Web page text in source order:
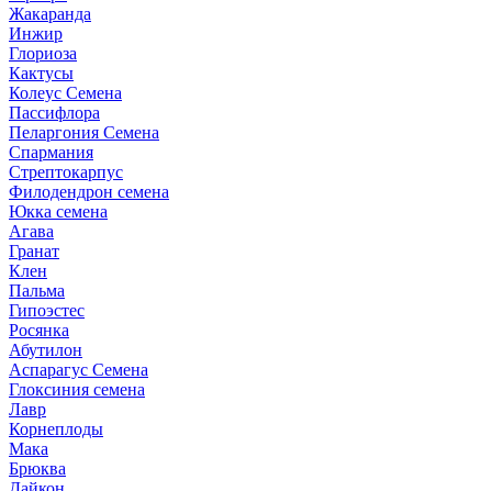
Жакаранда
Инжир
Глориоза
Кактусы
Колеус Семена
Пассифлора
Пеларгония Семена
Спармания
Стрептокарпус
Филодендрон семена
Юкка семена
Агава
Гранат
Клен
Пальма
Гипоэстес
Росянка
Абутилон
Аспарагус Семена
Глоксиния семена
Лавр
Корнеплоды
Мака
Брюква